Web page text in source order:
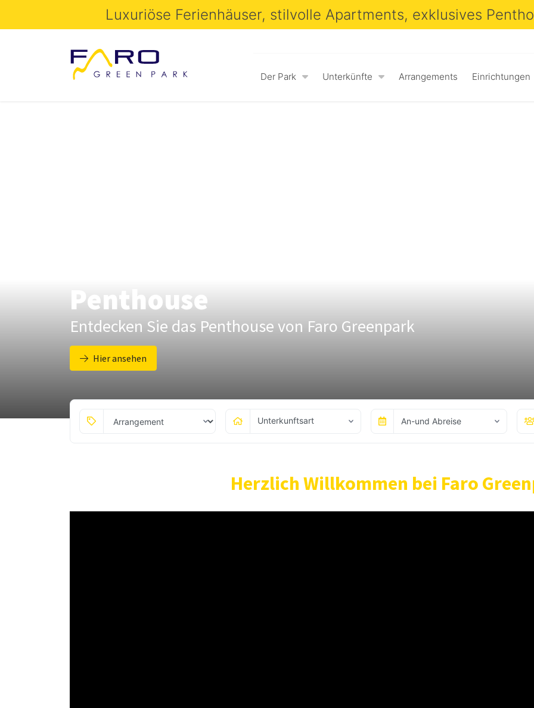
Luxuriöse Ferienhäuser, stilvolle Apartments, exklusives
Der Park Unterkünfte Arrangements Einrichtungen
Penthouse
Entdecken Sie das Penthouse von Faro Greenpark
Hier ansehen
Unterkunftsart An-und Abreise
Herzlich Willkommen bei Faro